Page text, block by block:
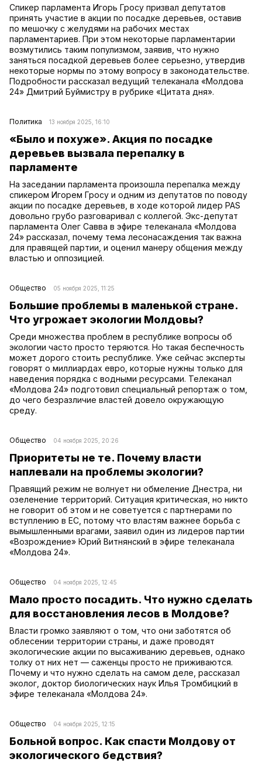
Спикер парламента Игорь Гросу призвал депутатов
принять участие в акции по посадке деревьев, оставив
по мешочку с желудями на рабочих местах
парламентариев. При этом некоторые парламентарии
возмутились таким популизмом, заявив, что нужно
заняться посадкой деревьев более серьезно, утвердив
некоторые нормы по этому вопросу в законодательстве.
Подробности рассказал ведущий телеканала «Молдова
24» Дмитрий Буймистру в рубрике «Цитата дня».
Политика 13 ноября 2025, 16:10
«Было и похуже». Акция по посадке
деревьев вызвала перепалку в
парламенте
На заседании парламента произошла перепалка между
спикером Игорем Гросу и одним из депутатов по поводу
акции по посадке деревьев, в ходе которой лидер PAS
довольно грубо разговаривал с коллегой. Экс-депутат
парламента Олег Савва в эфире телеканала «Молдова
24» рассказал, почему тема лесонасаждения так важна
для правящей партии, и оценил манеру общения между
властью и оппозицией.
Общество 05 ноября 2025, 11:25
Большие проблемы в маленькой стране.
Что угрожает экологии Молдовы?
Среди множества проблем в республике вопросы об
экологии часто просто теряются. Но такая беспечность
может дорого стоить республике. Уже сейчас эксперты
говорят о миллиардах евро, которые нужны только для
наведения порядка с водными ресурсами. Телеканал
«Молдова 24» подготовил специальный репортаж о том,
до чего безразличие властей довело окружающую
среду.
Общество 04 ноября 2025, 20:26
Приоритеты не те. Почему власти
наплевали на проблемы экологии?
Правящий режим не волнует ни обмеление Днестра, ни
озеленение территорий. Ситуация критическая, но никто
не говорит об этом и не советуется с партнерами по
вступлению в ЕС, потому что властям важнее борьба с
вымышленными врагами, заявил один из лидеров партии
«Возрождение» Юрий Витнянский в эфире телеканала
«Молдова 24».
Общество 04 ноября 2025, 12:45
Мало просто посадить. Что нужно сделать
для восстановления лесов в Молдове?
Власти громко заявляют о том, что они заботятся об
облесении территории страны, и даже проводят
экологические акции по высаживанию деревьев, однако
толку от них нет — саженцы просто не приживаются.
Почему и что нужно сделать на самом деле, рассказал
эколог, доктор биологических наук Илья Тромбицкий в
эфире телеканала «Молдова 24».
Общество 04 ноября 2025, 12:15
Больной вопрос. Как спасти Молдову от
экологического бедствия?